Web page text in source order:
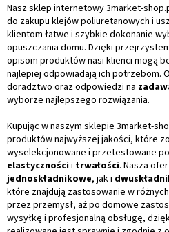
Nasz sklep internetowy 3market-
do zakupu klejów poliuretanowych i
klientom łatwe i szybkie dokonanie
opuszczania domu. Dzięki
opisom produktów nasi klienci mogą
najlepiej odpowiadają ich potrzebom.
doradztwo oraz odpowiedzi na
wyborze najlepszego rozwiązania.
Kupując w naszym sklepie 3market-
produktów najwyższej jakości, które
wyselekcjonowane i przetestowane
elastycznościi trwałości. Nasza
jednoskładnikowe, jak i
które znajdują zastosowanie w
przez przemysł, aż po domowe
wysyłkę i profesjonalną obsługę,